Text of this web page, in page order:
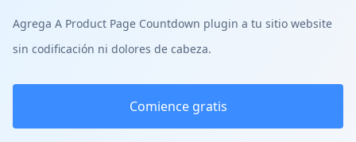
Agrega A Product Page Countdown plugin a tu sitio website
sin codificación ni dolores de cabeza.
Comience gratis